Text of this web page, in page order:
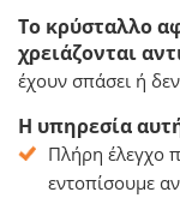
Το κρύσταλλο
χρειάζονται
έχουν σπάσει ή
Η υπηρεσία
Πλήρη έλεγχο
εντοπίσουμε